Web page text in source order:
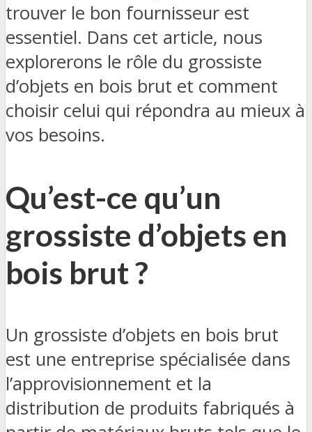
trouver le bon fournisseur est
essentiel. Dans cet article, nous
explorerons le rôle du grossiste
d’objets en bois brut et comment
choisir celui qui répondra au mieux à
vos besoins.
Qu’est-ce qu’un
grossiste d’objets en
bois brut ?
Un grossiste d’objets en bois brut
est une entreprise spécialisée dans
l’approvisionnement et la
distribution de produits fabriqués à